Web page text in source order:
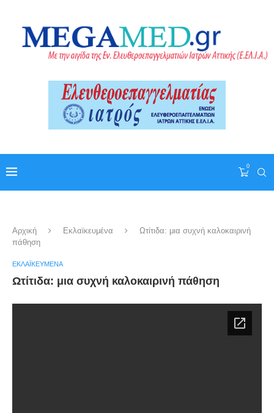
0
Αρχική Εκλαϊκευμένα
Ωτίτιδα: μια συχνή καλοκαιρινή
πάθηση
ΕΚΛΑΪΚΕΥΜΈΝΑ
Ωτίτιδα: μια συχνή καλοκαιρινή πάθηση